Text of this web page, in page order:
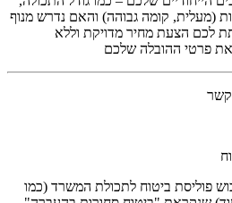
(מעלית, קומה גבוהה) והאם נדרש מנוף
לכם הצעת מחיר מדויקת וללא
פרטי ההובלה שלכם
קשר
פוליסת ביטוח לתכולת המשרד (כמו